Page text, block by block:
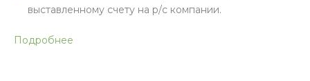
выставленному счету на р/с компании.
Подробнее